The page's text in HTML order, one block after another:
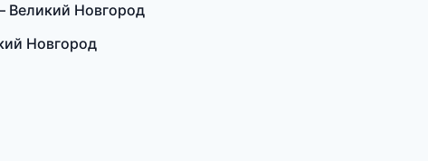
Великий Новгород
Новгород